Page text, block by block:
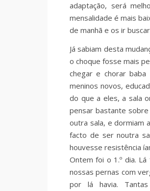
adaptação, será
mensalidade é mais
de manhã e os ir
Já sabiam desta
o choque fosse mais
chegar e chorar baba
meninos novos,
do que a eles, a sala
pensar bastante
outra sala, e dormiam
facto de ser noutra
houvesse resistência
Ontem foi o 1.º dia.
nossas pernas com
por lá havia.